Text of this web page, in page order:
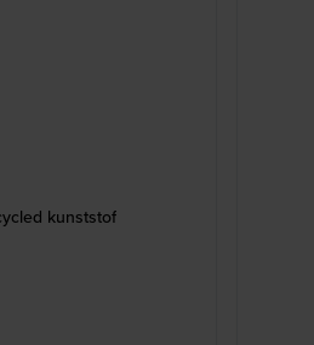
kunststof